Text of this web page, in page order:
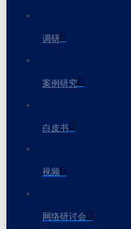
调研
案例研究
白皮书
视频
网络研讨会